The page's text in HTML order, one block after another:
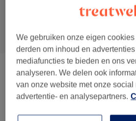
Pedicure (4)
Manicure & Kunstnagels (10)
We gebruiken onze eigen
derden om inhoud en
mediafuncties te bieden en ons
analyseren. We delen ook
van onze website met onze social
advertentie- en analysepartners.